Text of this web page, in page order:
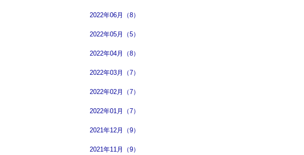
2022年06月（8）
2022年05月（5）
2022年04月（8）
2022年03月（7）
2022年02月（7）
2022年01月（7）
2021年12月（9）
2021年11月（9）